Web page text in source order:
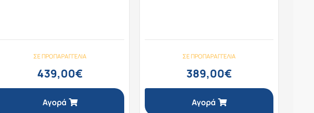
ΣΕ ΠΡΟΠΑΡΑΓΓΕΛΊΑ
439,00€
Αγορά
ΣΕ ΠΡΟΠΑΡΑΓΓΕΛΊΑ
389,00€
Αγορά